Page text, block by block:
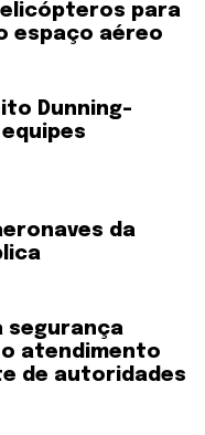
para
espaço aéreo
Dunning-
da
segurança
atendimento
de autoridades